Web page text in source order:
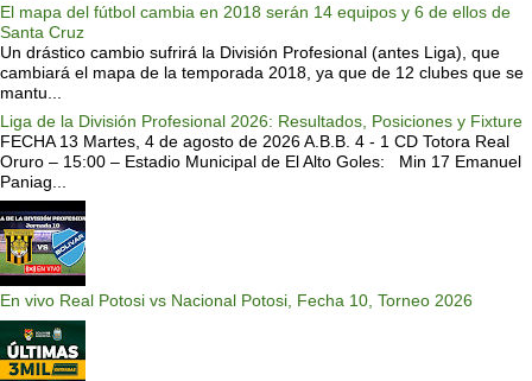
El mapa del fútbol cambia en 2018 serán 14 equipos y 6 de ellos de
Santa Cruz
Un drástico cambio sufrirá la División Profesional (antes Liga), que
cambiará el mapa de la temporada 2018, ya que de 12 clubes que se
mantu...
Liga de la División Profesional 2026: Resultados, Posiciones y Fixture
FECHA 13 Martes, 4 de agosto de 2026 A.B.B. 4 - 1 CD Totora Real
Oruro – 15:00 – Estadio Municipal de El Alto Goles: Min 17 Emanuel
Paniag...
En vivo Real Potosi vs Nacional Potosi, Fecha 10, Torneo 2026